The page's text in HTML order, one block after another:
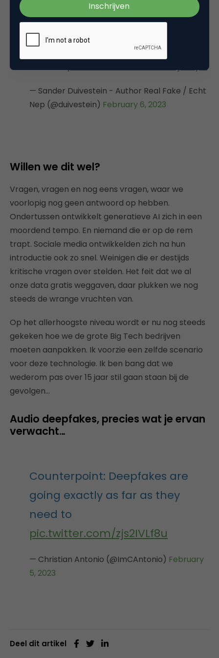
maken. Het allereerste wat ik
creërde was een
muzieknummer in de stijl van
— Sander Duivestein - Author Real Fake / Echt
Nep (@duivestein) February 6, 2023
Willen we dit wel?
Vragen, vragen en nog eens vragen, waar we
voorlopig nog geen antwoord op hebben.
Ondertussen ontwikkelt generatieve AI zich in een
moordend tempo. En niemand die er op de rem
trapt. Sociale media ontwikkelden zich na hun
introductie ook zo snel. Weinigen die er destijds
kritische vragen over stelden. Het feit dat we al
onze data gratis weggaven, daar plukken we nog
steeds de wrange vruchten van.
Op het allerhoogste niveau wordt er nu nog steeds
gekeken hoe we de grote Big Tech bedrijven
moeten aanpakken. Ik voorzie een zelfde scenario
voor deze technologie. Ik ben bang dat we
wederom pas over 15 jaar stil gaan staan bij de
gevolgen…
Audio deepfakes, precies wat je ervan
verwacht…
Counterpoint: Deepfakes are
going exactly as far as they
need to
pic.twitter.com/zjs2IVLf8u
— Christian Antonio (@ImCAntonio) February
5, 2023
Deel dit artikel